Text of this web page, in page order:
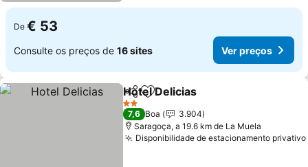
De € 53
Consulte os preços de 16 sites Ver preços
PartilharAdicionar aos favoritos
Hotel Delicias
2 Estrelas
7,6 Boa
3.904
Saragoça, a 19.6 km de La Muela
Disponibilidade de estacionamento privativo